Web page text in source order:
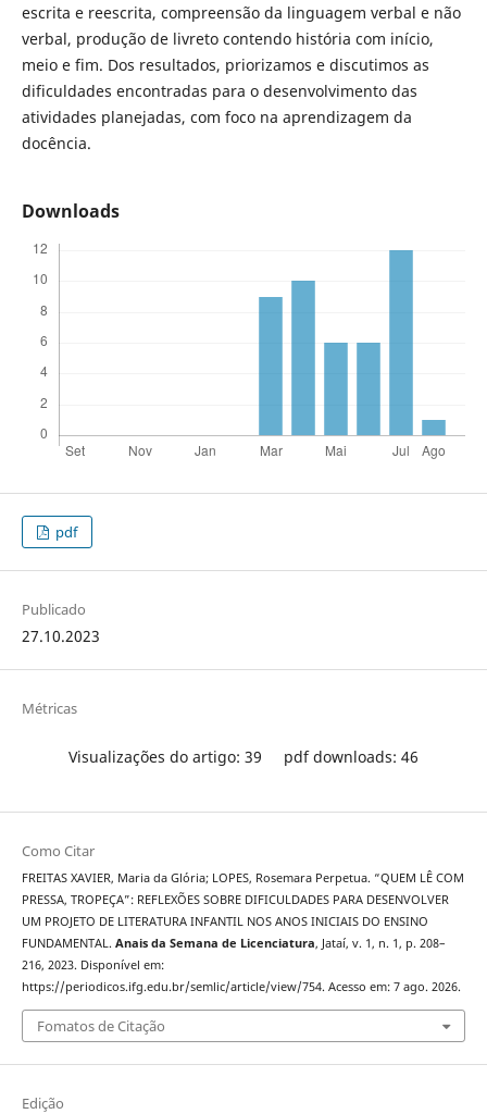
escrita e reescrita, compreensão da linguagem verbal e não
verbal, produção de livreto contendo história com início,
meio e fim. Dos resultados, priorizamos e discutimos as
dificuldades encontradas para o desenvolvimento das
atividades planejadas, com foco na aprendizagem da
docência.
Downloads
pdf
Publicado
27.10.2023
Métricas
Visualizações do artigo: 39 pdf downloads: 46
Como Citar
FREITAS XAVIER, Maria da Glória; LOPES, Rosemara Perpetua. “QUEM LÊ COM
PRESSA, TROPEÇA”: REFLEXÕES SOBRE DIFICULDADES PARA DESENVOLVER
UM PROJETO DE LITERATURA INFANTIL NOS ANOS INICIAIS DO ENSINO
FUNDAMENTAL. Anais da Semana de Licenciatura, Jataí, v. 1, n. 1, p. 208–
216, 2023. Disponível em:
https://periodicos.ifg.edu.br/semlic/article/view/754. Acesso em: 7 ago. 2026.
Fomatos de Citação
Edição